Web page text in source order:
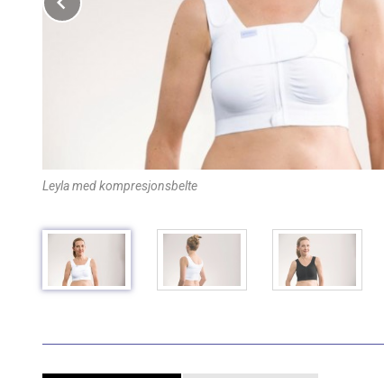
Leyla med kompresjonsbelte